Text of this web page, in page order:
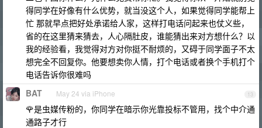
得同学在好像有什么优势，就当没这个人，如果觉得同学能帮上
忙 那就早点把好处承诺给人家，这样打电话问起来也仗义些，
省的在这里猜来猜去，人心隔肚皮，谁能猜出来对方想什么？以
我的经验看，我觉得对方对你挺不耐烦的，又碍于同学面子不太
想完全不回复你。他要想卖你人情，打个电话或者换个手机打个
电话告诉你很难吗
13
BAT May 24 via iPhone
🌹是虫媒传粉的，你同学在暗示你光靠投标不管用，找个中介通
通路子才行